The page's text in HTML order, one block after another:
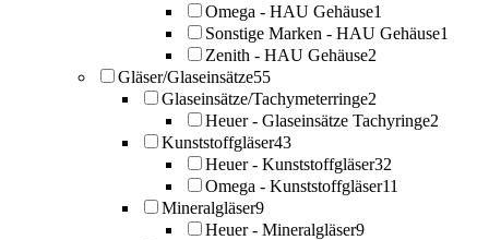
Omega - HAU Gehäuse1
Sonstige Marken - HAU Gehäuse1
Zenith - HAU Gehäuse2
Gläser/Glaseinsätze55
Glaseinsätze/Tachymeterringe2
Heuer - Glaseinsätze Tachyringe2
Kunststoffgläser43
Heuer - Kunststoffgläser32
Omega - Kunststoffgläser11
Mineralgläser9
Heuer - Mineralgläser9